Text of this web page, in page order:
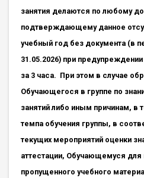
занятия делаются по любому
подтверждающему данное
учебный год без документа (в
31.05.2026) при
за 3 часа. При этом в случае
Обучающегося в группе по
занятий либо иным причинам, в
темпа обучения группы, в
текущих мероприятий оценки
аттестации, Обучающемуся для
пропущенного учебного